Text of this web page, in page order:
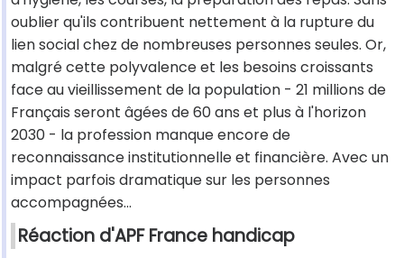
oublier qu'ils contribuent nettement à la rupture du
lien social chez de nombreuses personnes seules. Or,
malgré cette polyvalence et les besoins croissants
face au vieillissement de la population - 21 millions de
Français seront âgées de 60 ans et plus à l'horizon
2030 - la profession manque encore de
reconnaissance institutionnelle et financière. Avec un
impact parfois dramatique sur les personnes
accompagnées...
Réaction d'APF France handicap